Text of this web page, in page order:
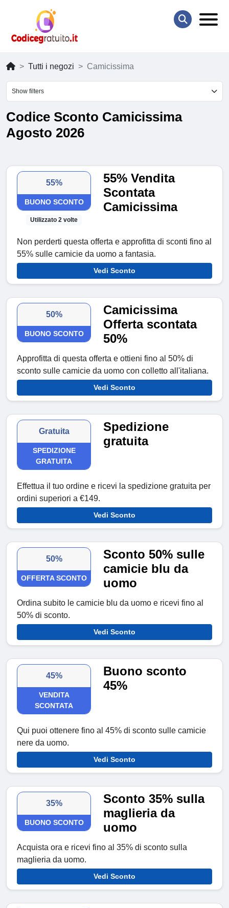
Tutti i negozi Camicissima
Show filters
Codice Sconto Camicissima
Agosto 2026
55%
BUONO SCONTO
Utilizzato 2 volte
55% Vendita
Scontata
Camicissima
Non perderti questa offerta e approfitta di sconti fino al
55% sulle camicie da uomo a fantasia.
Vedi Sconto
50%
BUONO SCONTO
Camicissima
Offerta scontata
50%
Approfitta di questa offerta e ottieni fino al 50% di
sconto sulle camicie da uomo con colletto all'italiana.
Vedi Sconto
Gratuita
SPEDIZIONE
GRATUITA
Spedizione
gratuita
Effettua il tuo ordine e ricevi la spedizione gratuita per
ordini superiori a €149.
Vedi Sconto
50%
OFFERTA SCONTO
Sconto 50% sulle
camicie blu da
uomo
Ordina subito le camicie blu da uomo e ricevi fino al
50% di sconto.
Vedi Sconto
45%
VENDITA
SCONTATA
Buono sconto
45%
Qui puoi ottenere fino al 45% di sconto sulle camicie
nere da uomo.
Vedi Sconto
35%
BUONO SCONTO
Sconto 35% sulla
maglieria da
uomo
Acquista ora e ricevi fino al 35% di sconto sulla
maglieria da uomo.
Vedi Sconto